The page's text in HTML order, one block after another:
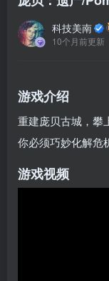
软件
科技美南
10个月前更新
游戏介绍
重建庞贝古城，攀
你必须巧妙化解危
游戏视频